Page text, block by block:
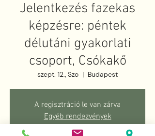
Jelentkezés fazekas
képzésre: péntek
délutáni gyakorlati
csoport, Csókakő
szept. 12., Szo
  |
Budapest
A regisztráció le van zárva
Egyéb rendezvények